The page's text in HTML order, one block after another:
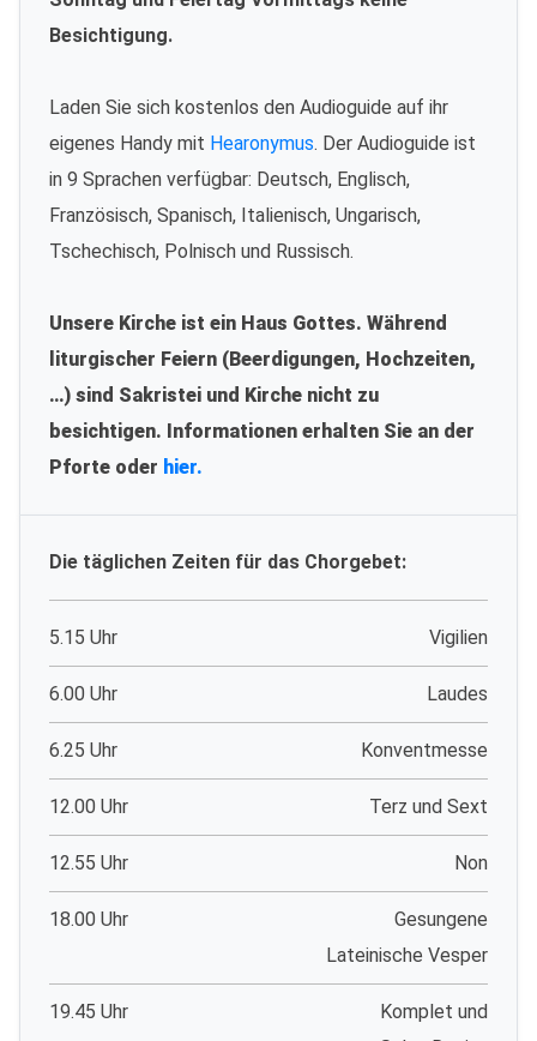
Besichtigung.
Laden Sie sich kostenlos den Audioguide auf ihr
eigenes Handy mit Hearonymus. Der Audioguide ist
in 9 Sprachen verfügbar: Deutsch, Englisch,
Französisch, Spanisch, Italienisch, Ungarisch,
Tschechisch, Polnisch und Russisch.
Unsere Kirche ist ein Haus Gottes. Während
liturgischer Feiern (Beerdigungen, Hochzeiten,
…) sind Sakristei und Kirche nicht zu
besichtigen. Informationen erhalten Sie an der
Pforte oder hier.
Die täglichen Zeiten für das Chorgebet:
5.15 Uhr Vigilien
6.00 Uhr Laudes
6.25 Uhr Konventmesse
12.00 Uhr Terz und Sext
12.55 Uhr Non
18.00 Uhr
Gesungene
Lateinische Vesper
19.45 Uhr
Komplet und